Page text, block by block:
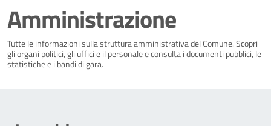
Amministrazione
Tutte le informazioni sulla struttura amministrativa del Comune. Scopri
gli organi politici, gli uffici e il personale e consulta i documenti pubblici, le
statistiche e i bandi di gara.